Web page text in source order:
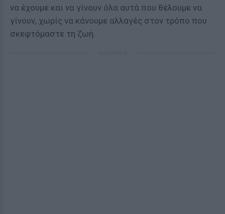
να έχουμε και να γίνουν όλα αυτά που θέλουμε να
γίνουν, χωρίς να κάνουμε αλλαγές στον τρόπο που
σκεφτόμαστε τη ζωή.